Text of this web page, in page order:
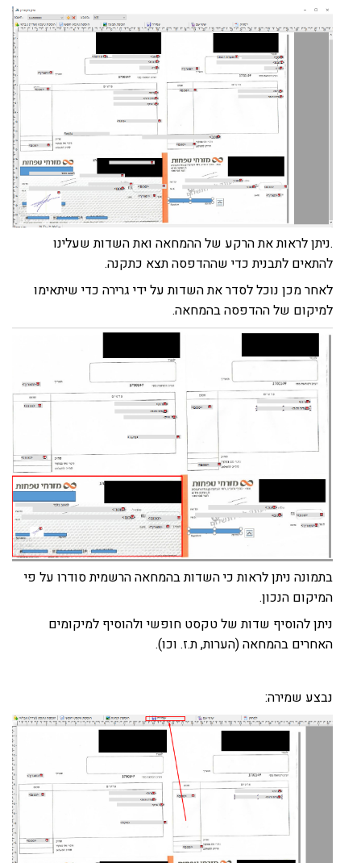
.ניתן לראות את הרקע של ההמחאה ואת השדות שעלינו
להתאים לתבנית כדי שההדפסה תצא כתקנה.
לאחר מכן נוכל לסדר את השדות על ידי גרירה כדי שיתאימו
למיקום של ההדפסה בהמחאה.
בתמונה ניתן לראות כי השדות בהמחאה הרשמית סודרו על פי
המיקום הנכון.
ניתן להוסיף שדות של טקסט חופשי ולהוסיף למיקומים
האחרים בהמחאה (הערות, ת.ז. וכו).
נבצע שמירה: